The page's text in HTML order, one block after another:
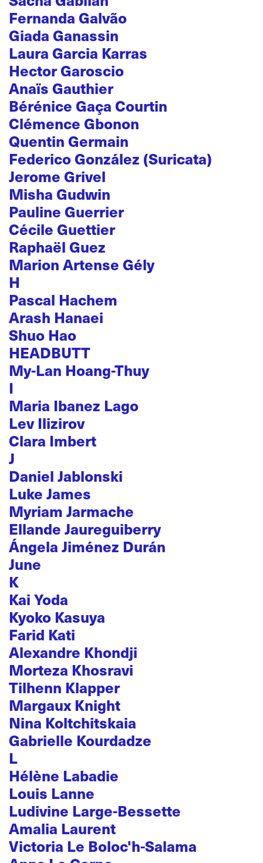
Fernanda Galvão
Giada Ganassin
Laura Garcia Karras
Hector Garoscio
Anaïs Gauthier
Bérénice Gaça Courtin
Clémence Gbonon
Quentin Germain
Federico González (Suricata)
Jerome Grivel
Misha Gudwin
Pauline Guerrier
Cécile Guettier
Raphaël Guez
Marion Artense Gély
H
Pascal Hachem
Arash Hanaei
Shuo Hao
HEADBUTT
My-Lan Hoang-Thuy
I
Maria Ibanez Lago
Lev Ilizirov
Clara Imbert
J
Daniel Jablonski
Luke James
Myriam Jarmache
Ellande Jaureguiberry
Ángela Jiménez Durán
June
K
Kai Yoda
Kyoko Kasuya
Farid Kati
Alexandre Khondji
Morteza Khosravi
Tilhenn Klapper
Margaux Knight
Nina Koltchitskaia
Gabrielle Kourdadze
L
Hélène Labadie
Louis Lanne
Ludivine Large-Bessette
Amalia Laurent
Victoria Le Boloc'h-Salama